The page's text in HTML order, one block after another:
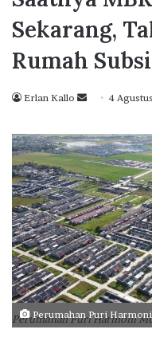
Sekarang,
Rumah
Erlan Kallo
n
d
a
n
e
m
a
i
l
4
Perumahan Puri Harmoni
Perumahan Puri